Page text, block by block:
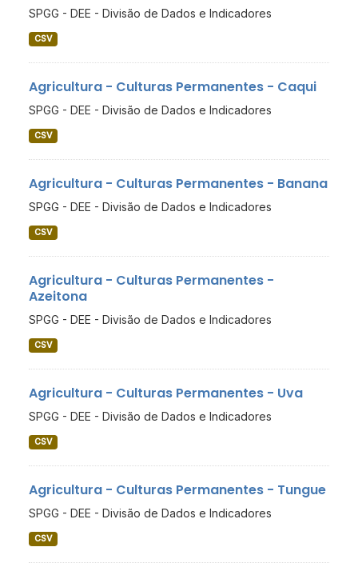
SPGG - DEE - Divisão de Dados e Indicadores
CSV
Agricultura - Culturas Permanentes - Caqui
SPGG - DEE - Divisão de Dados e Indicadores
CSV
Agricultura - Culturas Permanentes - Banana
SPGG - DEE - Divisão de Dados e Indicadores
CSV
Agricultura - Culturas Permanentes -
Azeitona
SPGG - DEE - Divisão de Dados e Indicadores
CSV
Agricultura - Culturas Permanentes - Uva
SPGG - DEE - Divisão de Dados e Indicadores
CSV
Agricultura - Culturas Permanentes - Tungue
SPGG - DEE - Divisão de Dados e Indicadores
CSV